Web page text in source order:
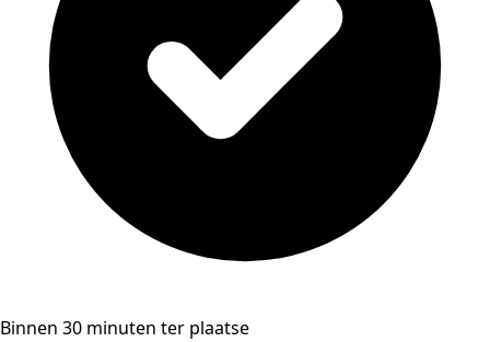
Binnen 30 minuten ter plaatse